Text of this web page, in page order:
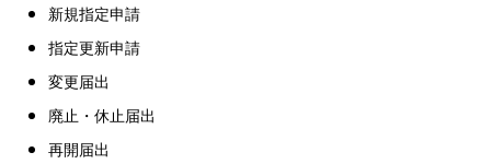
新規指定申請
指定更新申請
変更届出
廃止・休止届出
再開届出